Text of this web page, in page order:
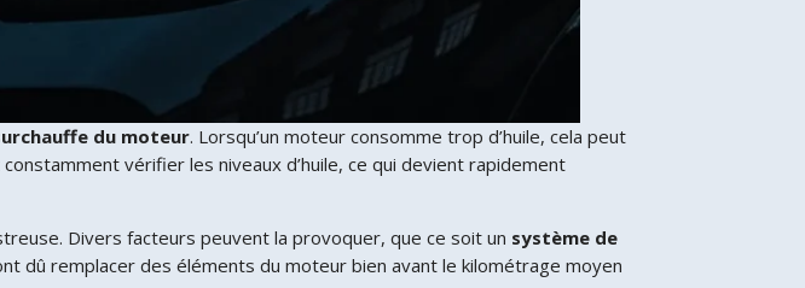
du moteur. Lorsqu’un moteur consomme trop d’huile, cela peut
vérifier les niveaux d’huile, ce qui devient rapidement
Divers facteurs peuvent la provoquer, que ce soit un système de
dû remplacer des éléments du moteur bien avant le kilométrage moyen